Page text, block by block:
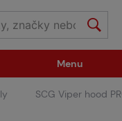
Menu
SCG Viper hood